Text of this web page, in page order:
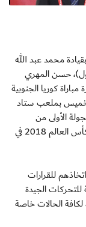
الدولي بقيادة محمد عبد الله
حسن المهري
كوريا الجنوبية
الأول(3-2 )، أمس الخميس بملعب ستاد
الأولى من
منافسات المجموعة الأولى في التصفيات الآسيوية لكأس العالم 2018 في
للقرارات
للتحركات الجيدة
الحالات خاصة